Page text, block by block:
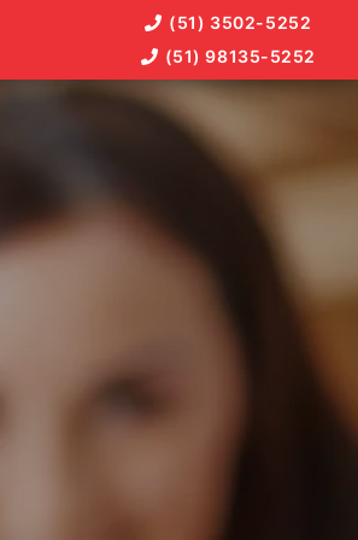
(51) 3502-5252
(51) 98135-5252